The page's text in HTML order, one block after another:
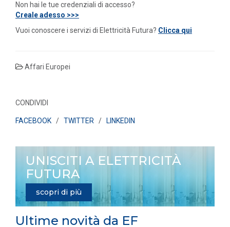
Non hai le tue credenziali di accesso?
Creale adesso >>>
Vuoi conoscere i servizi di Elettricità Futura? Clicca qui
Affari Europei
CONDIVIDI
FACEBOOK / TWITTER / LINKEDIN
UNISCITI A ELETTRICITÀ
FUTURA
scopri di più
Ultime novità da EF